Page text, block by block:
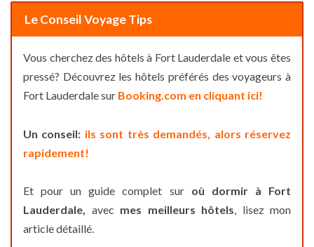
Le Conseil Voyage Tips
Vous cherchez des hôtels à Fort Lauderdale et vous êtes
pressé? Découvrez les hôtels préférés des voyageurs à
Fort Lauderdale sur Booking.com en cliquant ici!
Un conseil: ils sont très demandés, alors réservez
rapidement!
Et pour un guide complet sur où dormir à Fort
Lauderdale, avec mes meilleurs hôtels, lisez mon
article détaillé.